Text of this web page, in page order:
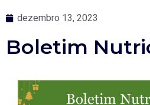
dezembro 13, 2023
Boletim